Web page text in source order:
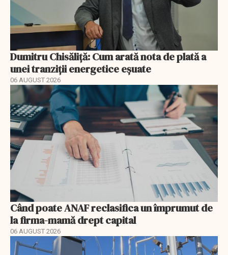
Dumitru Chisăliță: Cum arată nota de plată a
unei tranziții energetice eșuate
06 AUGUST 2026
Când poate ANAF reclasifica un împrumut de
la firma-mamă drept capital
06 AUGUST 2026